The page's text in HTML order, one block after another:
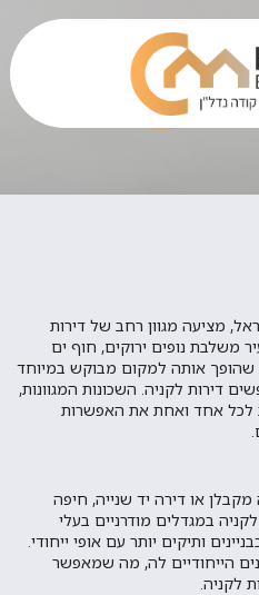
מציעה מגוון רחב של דירות
משלבת נופים ירוקים, חוף ים
שהופך אותה למקום מבוקש במיוחד
דירות לקניה. השכונות המגוונות,
לכל אחד ואחת את האפשרות
או דירה יד שנייה, חיפה
במגדלים מודרניים בעלי
ותיקים יותר עם אופי ייחודי.
הייחודיים לה, מה שמאפשר
לקניה.